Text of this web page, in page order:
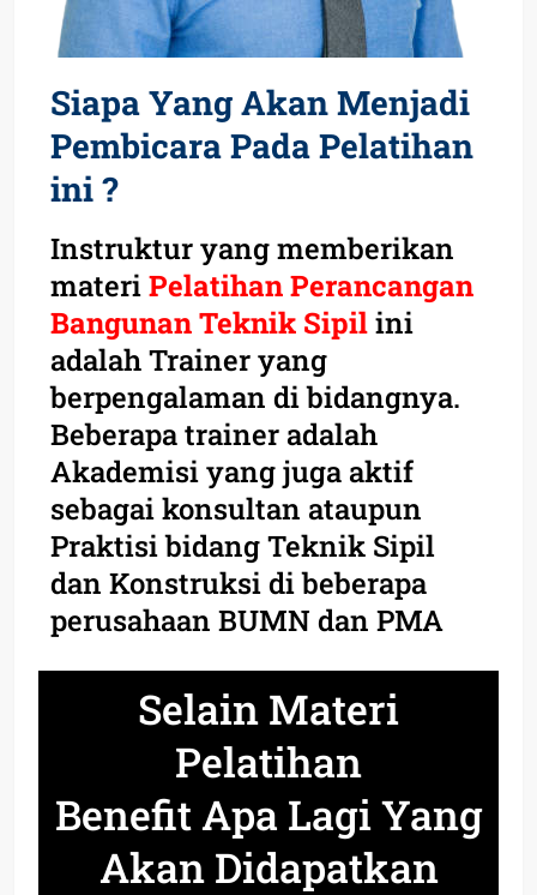
Siapa Yang Akan Menjadi
Pembicara Pada Pelatihan
ini ?
Instruktur yang memberikan
materiPelatihan Perancangan
Bangunan Teknik Sipilini
adalah Trainer yang
berpengalaman di bidangnya.
Beberapa trainer adalah
Akademisi yang juga aktif
sebagai konsultan ataupun
Praktisi bidang Teknik Sipil
dan Konstruksi di beberapa
perusahaan BUMN dan PMA
Selain Materi
Pelatihan
Benefit Apa Lagi Yang
Akan Didapatkan